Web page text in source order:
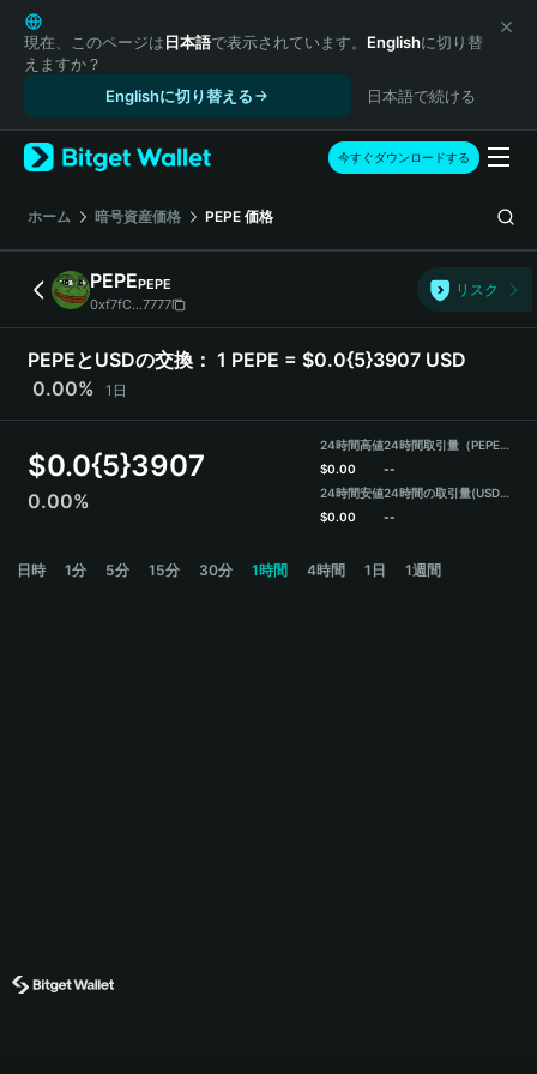
English
日本語
Tiếng Việt
Español (Latinoamérica)
Türkçe
Français
Deutsch
简体中文
繁體中文
Português (Portugal)
Bahasa Indonesia
ภาษาไทย
हिन्दी
Español
Português (Brasil)
現在、このページは日本語で表示されています。 Englishに切り替
えますか？
Englishに切り替える
日本語で続ける
今すぐダウンロードする
ホーム 暗号資産価格 PEPE 価格
PEPEPEPE
0xf7fC...7777
リスク
PEPEとUSDの交換： 1 PEPE = $0.0{5}3907 USD
0.00%
1日
$0.0{5}3907
0.00%
24時間高値
$0.00
24時間安値
$0.00
24時間取引量（PEPE）
--
24時間の取引量(USDT)
--
日時 1分 5分 15分 30分 1時間 4時間 1日 1週間